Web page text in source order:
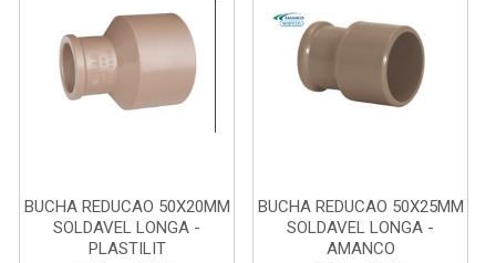
BUCHA REDUCAO 50X20MM
SOLDAVEL LONGA -
PLASTILIT
BUCHA REDUCAO 50X25MM
SOLDAVEL LONGA -
AMANCO